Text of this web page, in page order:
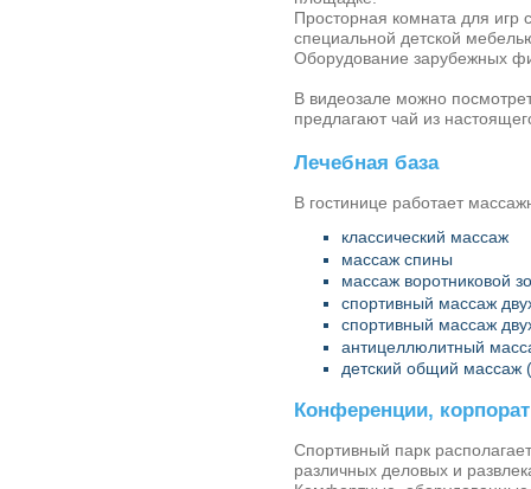
Просторная комната для
специальной детской
Оборудование зарубежных
В видеозале можно
предлагают чай из
Лечебная база
В гостинице работает
классический массаж
массаж спины
массаж воротниковой
спортивный массаж
спортивный массаж
антицеллюлитный
детский общий массаж
Конференции,
Спортивный парк
различных деловых и